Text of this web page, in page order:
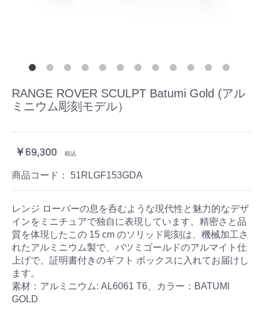
RANGE ROVER SCULPT Batumi Gold (アル
ミニウム彫刻モデル）
￥69,300 税込
商品コード： 51RLGF153GDA
レンジ ローバーの息を呑むような現代性と魅力的なデザ
インをミニチュアで独自に表現しています。精密さと品
質を体現したこの 15 cm のソリッド彫刻は、機械加工さ
れたアルミニウム製で、バツミゴールドのアルマイト仕
上げで、証明書付きのギフト ボックスに入れてお届けし
ます。
素材：アルミニウム: AL6061 T6、カラー：BATUMI
GOLD